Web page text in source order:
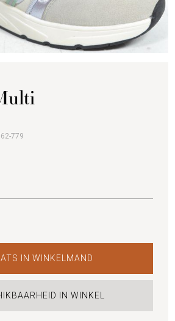
779
IN WINKELMAND
IN WINKEL